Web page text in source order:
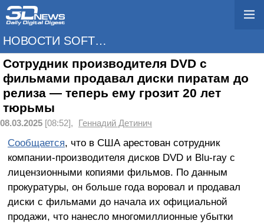
НОВОСТИ SOFTWARE
Сотрудник производителя DVD с
фильмами продавал диски пиратам до
релиза — теперь ему грозит 20 лет
тюрьмы
08.03.2025 [08:52], Геннадий Детинич
Сообщается, что в США арестован сотрудник
компании-производителя дисков DVD и Blu-ray с
лицензионными копиями фильмов. По данным
прокуратуры, он больше года воровал и продавал
диски с фильмами до начала их официальной
продажи, что нанесло многомиллионные убытки